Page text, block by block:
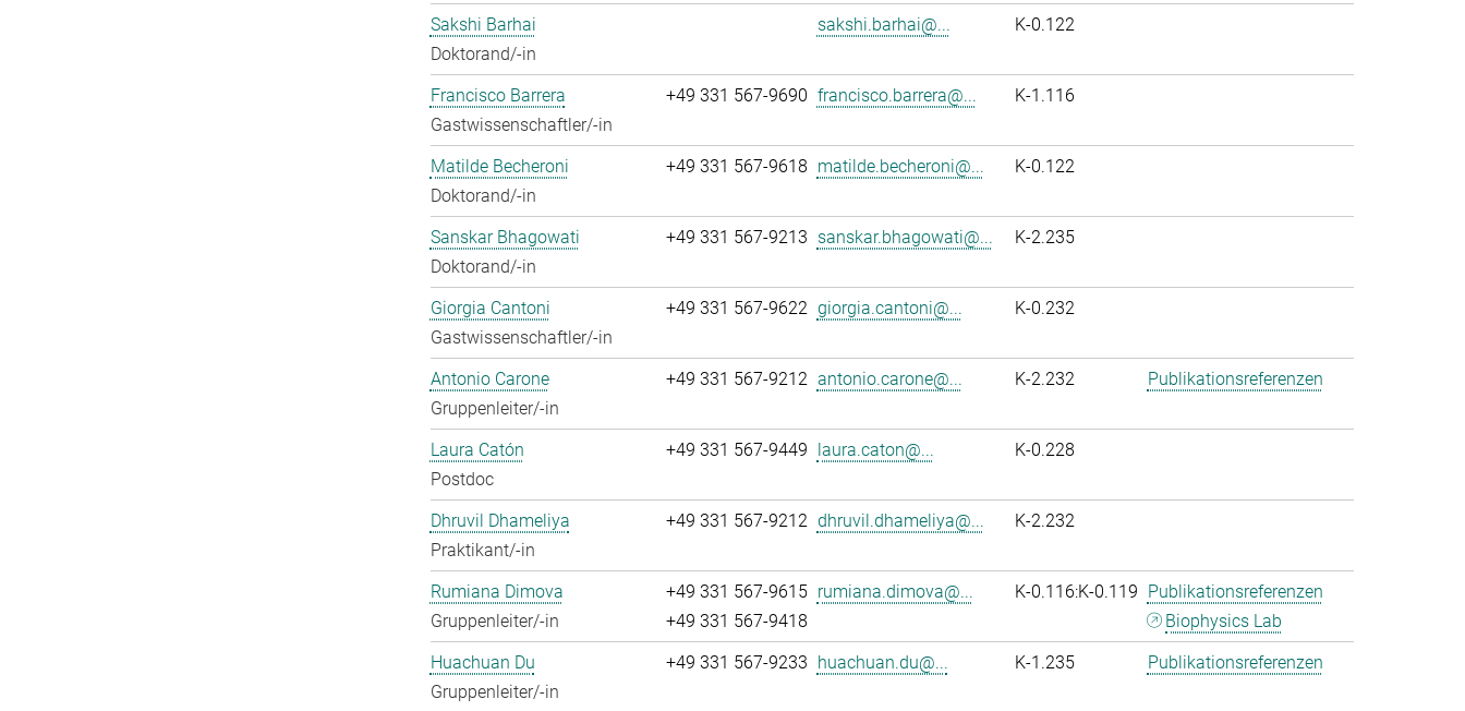
Sakshi Barhai
Doktorand/-in
sakshi.barhai@... K-0.122
Francisco Barrera
Gastwissenschaftler/-in
+49 331 567-9690 francisco.barrera@... K-1.116
Matilde Becheroni
Doktorand/-in
+49 331 567-9618 matilde.becheroni@... K-0.122
Sanskar Bhagowati
Doktorand/-in
+49 331 567-9213 sanskar.bhagowati@... K-2.235
Giorgia Cantoni
Gastwissenschaftler/-in
+49 331 567-9622 giorgia.cantoni@... K-0.232
Antonio Carone
Gruppenleiter/-in
+49 331 567-9212 antonio.carone@... K-2.232 Publikationsreferenzen
Laura Catón
Postdoc
+49 331 567-9449 laura.caton@... K-0.228
Dhruvil Dhameliya
Praktikant/-in
+49 331 567-9212 dhruvil.dhameliya@... K-2.232
Rumiana Dimova
Gruppenleiter/-in
+49 331 567-9615
+49 331 567-9418
rumiana.dimova@... K-0.116:K-0.119 Publikationsreferenzen
Biophysics Lab
Huachuan Du
Gruppenleiter/-in
+49 331 567-9233 huachuan.du@... K-1.235 Publikationsreferenzen